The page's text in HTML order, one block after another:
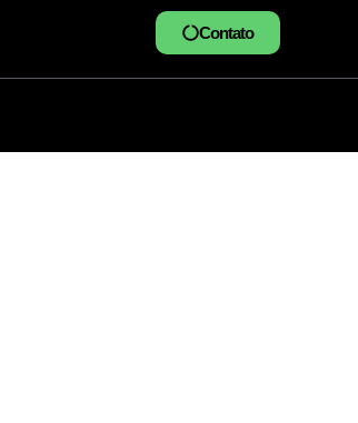
Contato